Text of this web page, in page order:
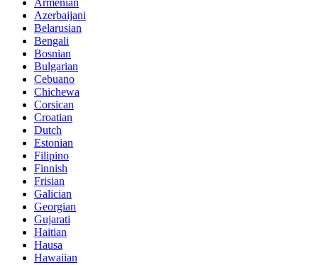
Azerbaijani
Belarusian
Bengali
Bosnian
Bulgarian
Cebuano
Chichewa
Corsican
Croatian
Dutch
Estonian
Filipino
Finnish
Frisian
Galician
Georgian
Gujarati
Haitian
Hausa
Hawaiian